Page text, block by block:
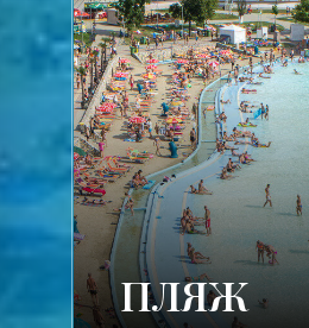
ПЛЯЖ